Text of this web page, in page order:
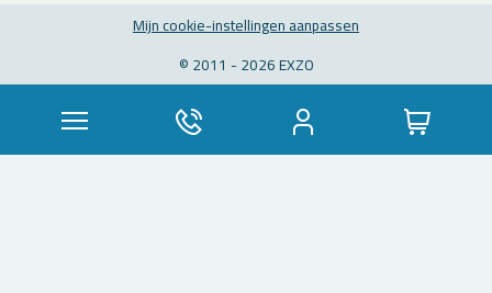
Mijn coo­kie-in­stel­lin­gen aan­pas­sen
© 2011 - 2026 EXZO